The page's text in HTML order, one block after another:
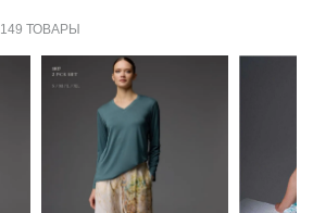
149 ТОВАРЫ